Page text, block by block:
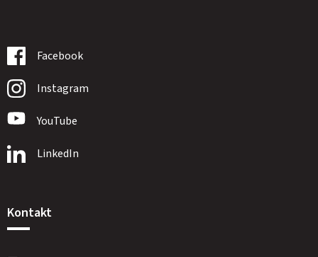
Facebook
Instagram
YouTube
LinkedIn
Kontakt